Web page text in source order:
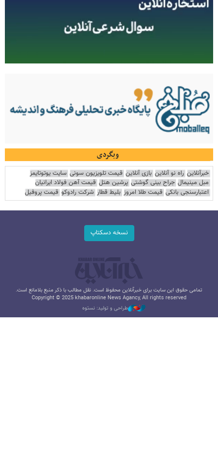
وبگردی
خبرآنلاین راه نو آنلاین بازی آنلاین قیمت تلویزیون سونی سایت یوتوتایمز
مبل مینیمال جراح بینی گوشتی پرشین هتل قیمت آهن فولاد ایرانیان
اعتبارسنجی بانکی قیمت طلا امروز بلیط قطار شرکت رادوکو قیمت پروفیل
نسخه دسکتاپ
تمامی حقوق این سایت برای خبرآنلاین محفوظ است. نقل مطالب با ذکر منبع بلامانع است.
Copyright © 2025 khabaronline News Agancy, All rights reserved
طراحی و تولید: نستوه